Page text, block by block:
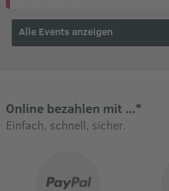
Alle Events anzeigen
Online bezahlen mit ...*
Einfach, schnell, sicher.